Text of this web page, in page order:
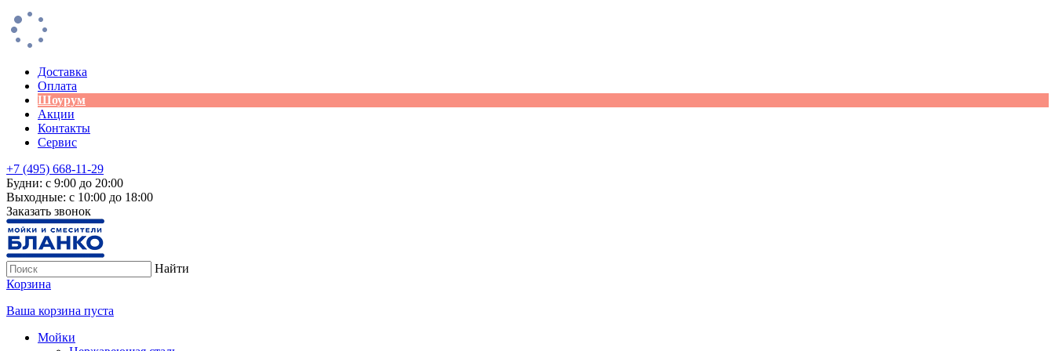
Доставка
Оплата
Шоурум
Акции
Контакты
Сервис
+7 (495) 668-11-29
Будни: с 9:00 до 20:00
Выходные: с 10:00 до 18:00
Заказать звонок
Найти
Корзина
Ваша корзина пуста
Мойки